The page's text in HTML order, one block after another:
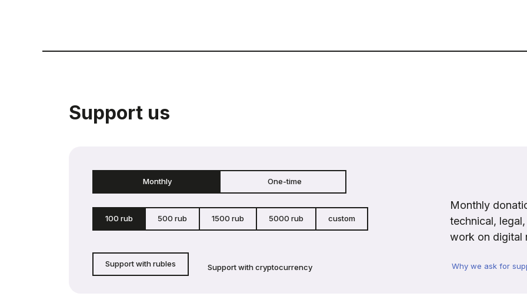
Support us
Monthly One-time
100 rub 500 rub 1500 rub 5000 rub custom
Support with rubles Support with cryptocurrency
Monthly
technical,
work on digital
Why we ask for